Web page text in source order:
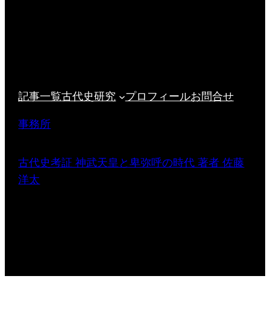
記事一覧古代史研究 プロフィールお問合せ
事務所
古代史考証 神武天皇と卑弥呼の時代 著者 佐藤
洋太